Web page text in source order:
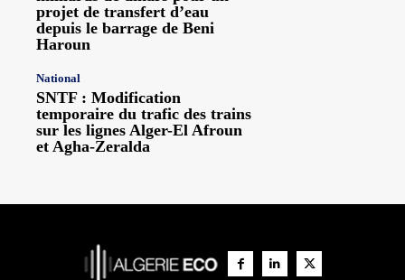
projet de transfert d’eau
depuis le barrage de Beni
Haroun
National
SNTF : Modification
temporaire du trafic des trains
sur les lignes Alger-El Afroun
et Agha-Zeralda